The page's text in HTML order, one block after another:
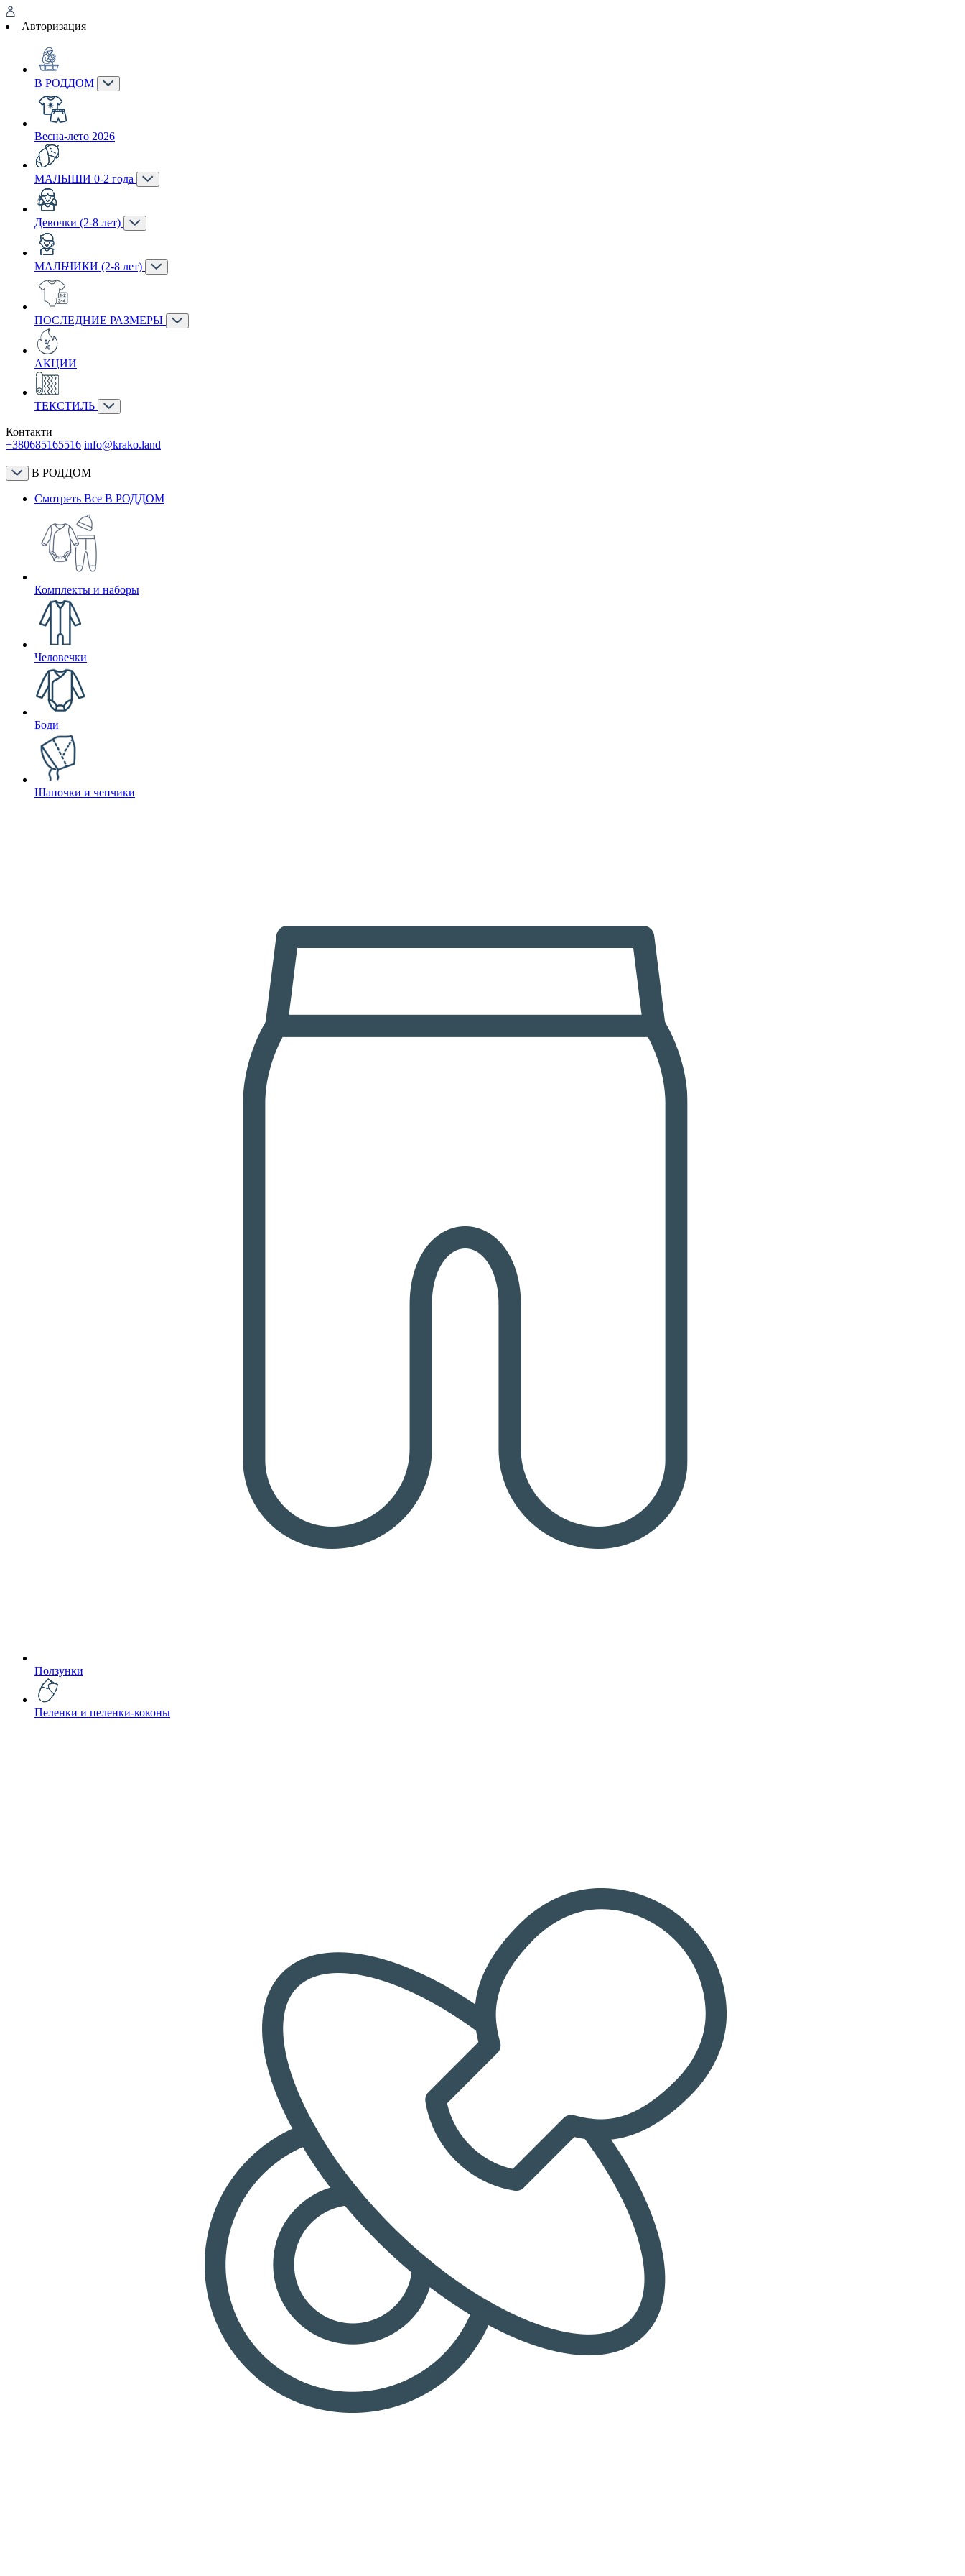
Авторизация
В РОДДОМ
Весна-лето 2026
МАЛЫШИ 0-2 года
Девочки (2-8 лет)
МАЛЬЧИКИ (2-8 лет)
ПОСЛЕДНИЕ РАЗМЕРЫ
АКЦИИ
ТЕКСТИЛЬ
Контакти
+380685165516 info@krako.land
В РОДДОМ
Смотреть Все В РОДДОМ
Комплекты и наборы
Человечки
Боди
Шапочки и чепчики
Ползунки
Пеленки и пеленки-коконы